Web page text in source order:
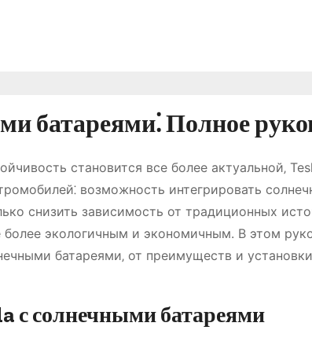
батареями⁚ Полное
становится все более актуальной‚
возможность интегрировать
снизить зависимость от традиционных
экологичным и экономичным. В этом
батареями‚ от преимуществ и
с солнечными батареями